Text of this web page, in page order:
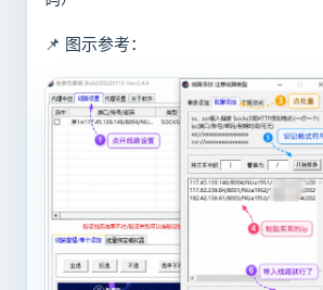
📌 图示参考：